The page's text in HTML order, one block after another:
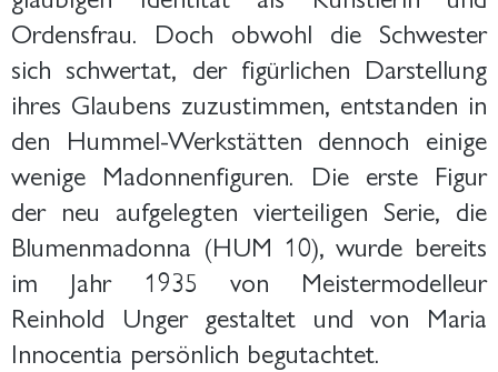
Ordensfrau. Doch obwohl die Schwester
sich schwertat, der figürlichen Darstellung
ihres Glaubens zuzustimmen, entstanden in
den Hummel-Werkstätten dennoch einige
wenige Madonnenfiguren. Die erste Figur
der neu aufgelegten vierteiligen Serie, die
Blumenmadonna (HUM 10), wurde bereits
im Jahr 1935 von Meistermodelleur
Reinhold Unger gestaltet und von Maria
Innocentia persönlich begutachtet.